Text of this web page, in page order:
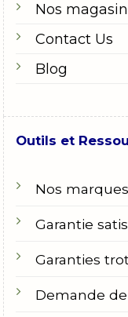
Nos
Contact Us
Blog
Outils et
Nos marques
Garantie
Garanties
Demande